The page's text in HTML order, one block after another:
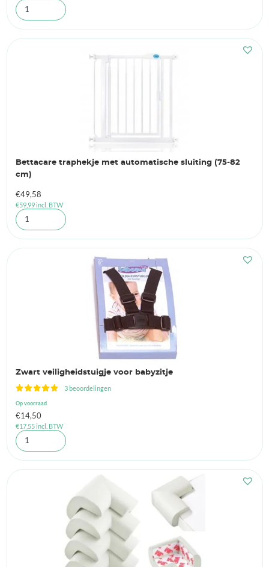
Bettacare traphekje met automatische sluiting (75-82
cm)
€49,58
€59,99incl. BTW
Zwart veiligheidstuigje voor babyzitje
3 beoordelingen
Op voorraad
€14,50
€17,55incl. BTW